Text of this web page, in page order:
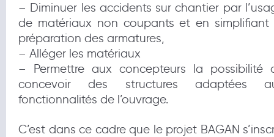
– Diminuer les accidents sur chantier par
de matériaux non coupants et en simplifiant
préparation des armatures,
– Alléger les matériaux
– Permettre aux concepteurs la possibilité
concevoir des structures adaptées
fonctionnalités de l’ouvrage.
C’est dans ce cadre que le projet BAGAN